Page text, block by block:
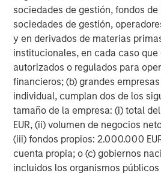
sociedades de gestión, fondos
sociedades de gestión,
y en derivados de materias
institucionales, en cada caso que
autorizados o regulados para
financieros; (b) grandes
individual, cumplan dos de los
tamaño de la empresa: (i) total
EUR, (ii) volumen de negocios
(iii) fondos propios: 2.000.000
cuenta propia; o (c) gobiernos
incluidos los organismos
and spreads narrowed slightly.
offering a 90 bp spread over
Asset Performance Year-
DISPLAY 1